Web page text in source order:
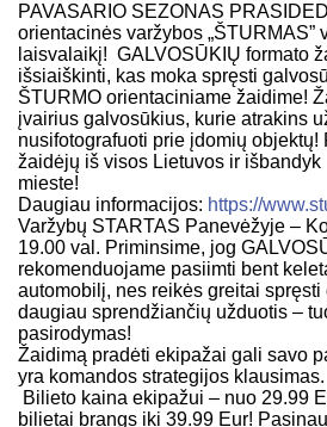
PAVASARIO SEZONAS
orientacinės varžybos „ŠTURMAS”
laisvalaikį! GALVOSŪKIŲ formato
išsiaiškinti, kas moka spręsti
ŠTURMO orientaciniame žaidime!
įvairius galvosūkius, kurie atrakins
nusifotografuoti prie įdomių objektų!
žaidėjų iš visos Lietuvos ir
mieste!
Daugiau informacijos: https://
Varžybų STARTAS Panevėžyje –
19.00 val. Priminsime, jog
rekomenduojame pasiimti bent
automobilį, nes reikės greitai
daugiau sprendžiančių užduotis –
pasirodymas!
Žaidimą pradėti ekipažai gali savo
yra komandos strategijos klausimas.
Bilieto kaina ekipažui – nuo 29.99
bilietai brangs iki 39.99 Eur!